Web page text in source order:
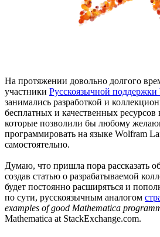
На протяжении довольно долгого
участники Русскоязычной поддержки
занимались разработкой и
бесплатных и качественных ресурсов
которые позволили бы любому
программировать на языке Wolfram
самостоятельно.
Думаю, что пришла пора рассказать
создав статью о разрабатываемой
будет постоянно расширяться и
по сути, русскоязычным аналогом
examples of good Mathematica
Mathematica at StackExchange.com.